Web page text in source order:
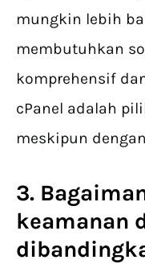
mungkin lebih
membutuhkan
komprehensif
cPanel adalah
meskipun
3.
keamanan